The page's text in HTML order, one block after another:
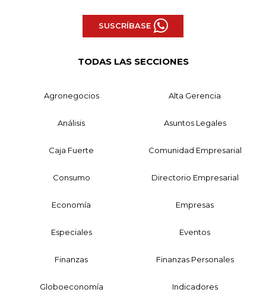
SUSCRÍBASE
TODAS LAS SECCIONES
Agronegocios Alta Gerencia
Análisis Asuntos Legales
Caja Fuerte Comunidad Empresarial
Consumo Directorio Empresarial
Economía Empresas
Especiales Eventos
Finanzas Finanzas Personales
Globoeconomía Indicadores